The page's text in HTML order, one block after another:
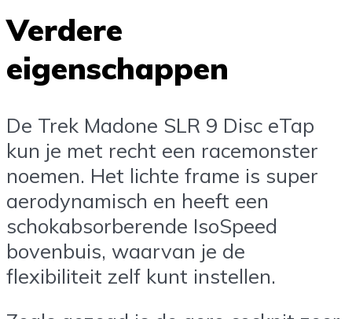
Verdere
eigenschappen
De Trek Madone SLR 9 Disc eTap
kun je met recht een racemonster
noemen. Het lichte frame is super
aerodynamisch en heeft een
schokabsorberende IsoSpeed
bovenbuis, waarvan je de
flexibiliteit zelf kunt instellen.